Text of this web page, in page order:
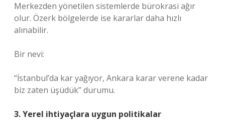
Merkezden yönetilen sistemlerde bürokrasi ağır
olur. Özerk bölgelerde ise kararlar daha hızlı
alınabilir.
Bir nevi:
“İstanbul’da kar yağıyor, Ankara karar verene kadar
biz zaten üşüdük” durumu.
3. Yerel ihtiyaçlara uygun politikalar